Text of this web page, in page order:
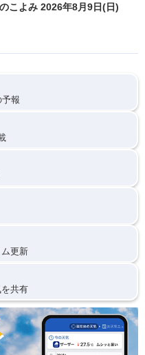
こよみ 2026年8月9日(日)
報
更新
共有